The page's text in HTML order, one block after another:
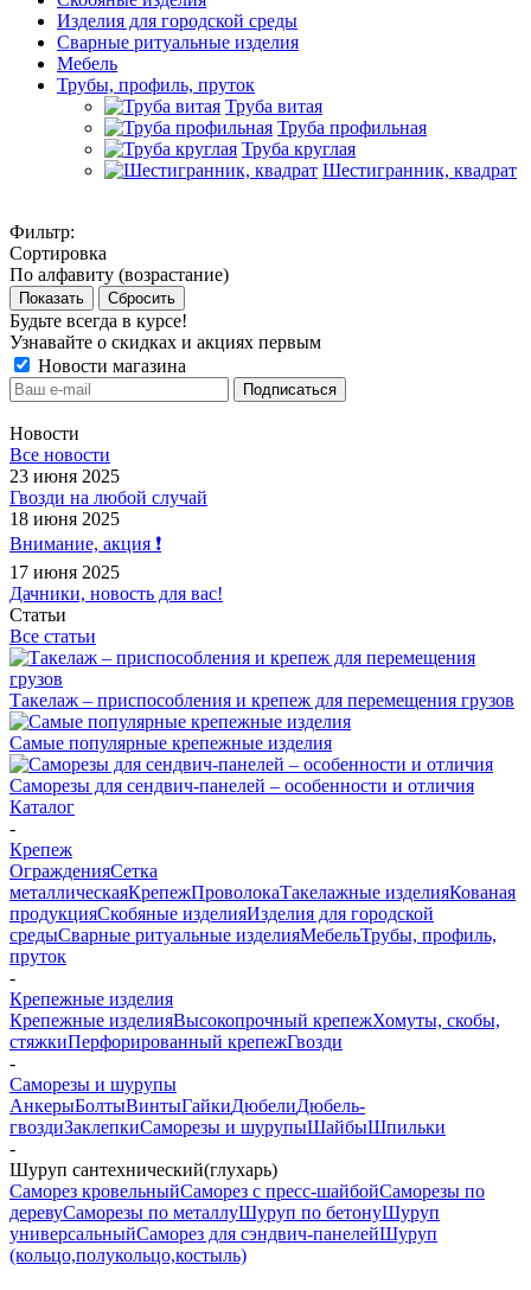
Изделия для городской среды
Сварные ритуальные изделия
Мебель
Трубы, профиль, пруток
Труба витая
Труба профильная
Труба круглая
Шестигранник, квадрат
Фильтр:
Сортировка
По алфавиту (возрастание)
Показать Сбросить
Будьте всегда в курсе!
Узнавайте о скидках и акциях первым
Новости магазина
Новости
Все новости
23 июня 2025
Гвозди на любой случай
18 июня 2025
Внимание, акция ❗️
17 июня 2025
Дачники, новость для вас!
Статьи
Все статьи
Такелаж – приспособления и крепеж для перемещения грузов
Самые популярные крепежные изделия
Саморезы для сендвич-панелей – особенности и отличия
Каталог
-
Крепеж
ОгражденияСетка
металлическаяКрепежПроволокаТакелажные изделияКованая
продукцияСкобяные изделияИзделия для городской
средыСварные ритуальные изделияМебельТрубы, профиль,
пруток
-
Крепежные изделия
Крепежные изделияВысокопрочный крепежХомуты, скобы,
стяжкиПерфорированный крепежГвозди
-
Саморезы и шурупы
АнкерыБолтыВинтыГайкиДюбелиДюбель-
гвоздиЗаклепкиСаморезы и шурупыШайбыШпильки
-
Шуруп сантехнический(глухарь)
Саморез кровельныйСаморез с пресс-шайбойСаморезы по
деревуСаморезы по металлуШуруп по бетонуШуруп
универсальныйСаморез для сэндвич-панелейШуруп
(кольцо,полукольцо,костыль)